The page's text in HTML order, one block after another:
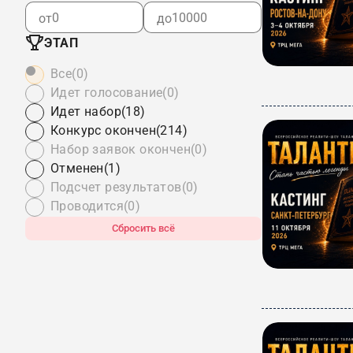
от
до
ЭТАП
Все(0)
Идет голосование(0)
Идет набор(18)
Конкурс окончен(214)
Набор заявок окончен(0)
Отменен(1)
Подсчет результатов(0)
Проводится(0)
Сбросить всё